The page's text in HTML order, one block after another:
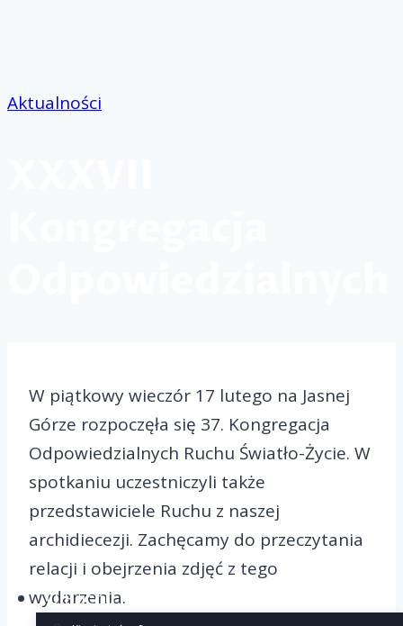
O Ruchu
Aktualności
W piątkowy wieczór 17 lutego na Jasnej
Górze rozpoczęła się 37. Kongregacja
Odpowiedzialnych Ruchu Światło-Życie. W
spotkaniu uczestniczyli także
przedstawiciele Ruchu z naszej
archidiecezji. Zachęcamy do przeczytania
relacji i obejrzenia zdjęć z tego
wydarzenia.